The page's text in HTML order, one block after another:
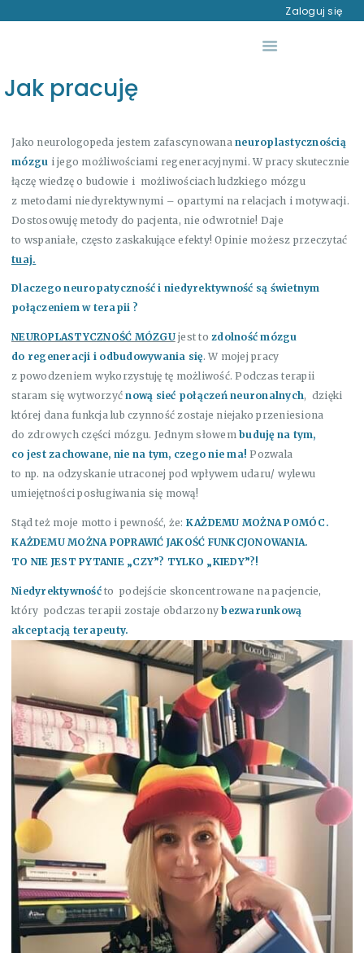
Zaloguj się
AUTYZM – DIAGNOZA
RÓŻNICOWA
DO POBRANIA
SKLEP
KONTAKT
Jak pracuję
Jako neurologopeda jestem zafascynowana neuroplastycznością
mózgu i jego możliwościami regeneracyjnymi. W pracy skutecznie
łączę wiedzę o budowie i możliwościach ludzkiego mózgu
z metodami niedyrektywnymi – opartymi na relacjach i motywacji.
Dostosowuję metody do pacjenta, nie odwrotnie! Daje
to wspaniałe, często zaskakujące efekty! Opinie możesz przeczytać
tuaj.
Dlaczego neuropatyczność i niedyrektywność są świetnym
połączeniem w terapii ?
NEUROPLASTYCZNOŚĆ MÓZGUjest to zdolność mózgu
do regeneracji i odbudowywania się. W mojej pracy
z powodzeniem wykorzystuję tę możliwość. Podczas terapii
staram się wytworzyćnową sieć połączeń neuronalnych, dzięki
której dana funkcja lub czynność zostaje niejako przeniesiona
do zdrowych części mózgu. Jednym słowem buduję na tym,
co jest zachowane, nie na tym, czego nie ma!Pozwala
to np. na odzyskanie utraconej pod wpływem udaru/ wylewu
umiejętności posługiwania się mową!
Stąd też moje motto i pewność, że: KAŻDEMU MOŻNA POMÓC.
KAŻDEMU MOŻNA POPRAWIĆ JAKOŚĆ FUNKCJONOWANIA.
TO NIE JEST PYTANIE „CZY”? TYLKO „KIEDY”?!
Niedyrektywnośćto podejście skoncentrowane na pacjencie,
który podczas terapii zostaje obdarzony bezwarunkową
akceptacją terapeuty.